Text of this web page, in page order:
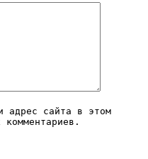
адрес сайта в этом
комментариев.